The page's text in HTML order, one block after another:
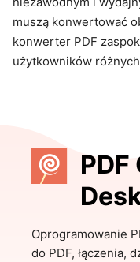
muszą konwertować
konwerter PDF
użytkowników
PDF
Oprogramowanie
do PDF, łączenia,